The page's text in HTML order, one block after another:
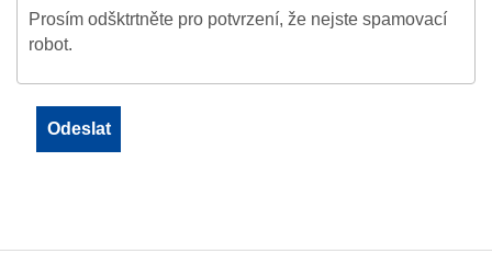
Prosím odšktrtněte pro potvrzení, že nejste spamovací
robot.